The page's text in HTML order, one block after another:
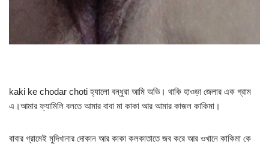
kaki ke chodar choti হ্যালো বন্ধুরা আমি অভি। থাকি হাওড়া জেলার এক গ্রাম
এ।আমার ফ্যামিলি বলতে আমার বাবা মা কাকা আর আমার কাজল কাকিমা।
বাবার গ্রামেই মুদিখানার দোকান আর কাকা কলকাতাতে জব করে আর ওখানে কাকিমা কে